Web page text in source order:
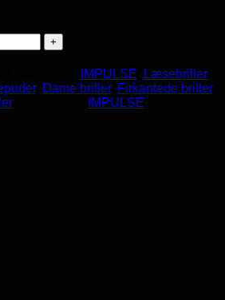
IMPULSE
Læsebriller
, Dame briller, Firkantede briller,
IMPULSE